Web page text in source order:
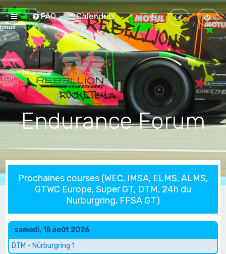
FAQ Calendrier
Endurance Forum
Prochaines courses (WEC, IMSA, ELMS, ALMS,
GTWC Europe, Super GT, DTM, 24h du
Nurburgring, FFSA GT)
samedi, 15 août 2026
DTM - Nürburgring 1